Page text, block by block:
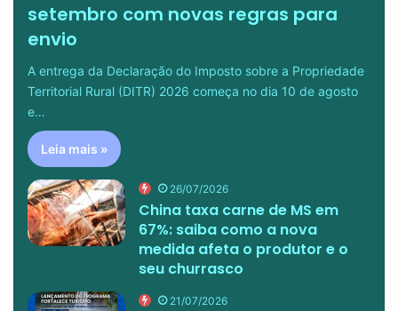
setembro com novas regras para
envio
A entrega da Declaração do Imposto sobre a Propriedade
Territorial Rural (DITR) 2026 começa no dia 10 de agosto
e…
Leia mais »
26/07/2026
China taxa carne de MS em
67%: saiba como a nova
medida afeta o produtor e o
seu churrasco
21/07/2026